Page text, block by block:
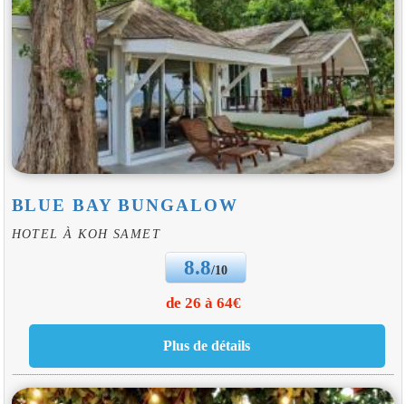
BLUE BAY BUNGALOW
HOTEL À KOH SAMET
8.8/10
de 26 à 64€